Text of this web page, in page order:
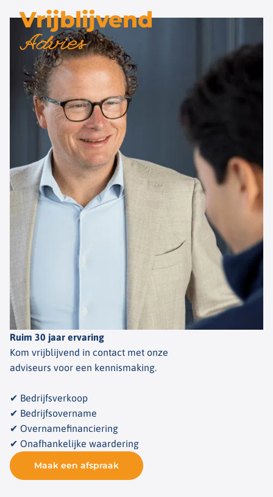
Vrijblijvend
Advies
Ruim 30 jaar ervaring
Kom vrijblijvend in contact met onze
adviseurs voor een kennismaking.
✔ Bedrijfsverkoop
✔ Bedrijfsovername
✔ Overnamefinanciering
✔ Onafhankelijke waardering
Maak een afspraak